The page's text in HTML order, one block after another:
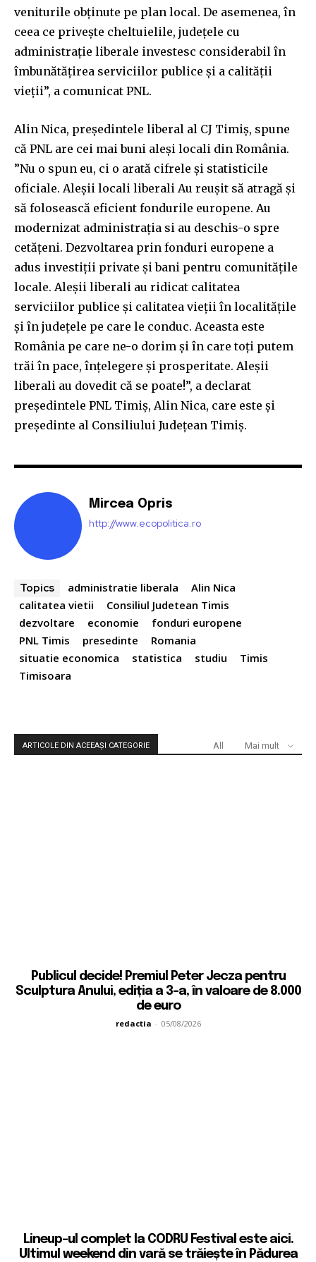
veniturile obținute pe plan local. De asemenea, în
ceea ce privește cheltuielile, județele cu
administrație liberale investesc considerabil în
îmbunătățirea serviciilor publice și a calității
vieții”, a comunicat PNL.
Alin Nica, președintele liberal al CJ Timiș, spune
că PNL are cei mai buni aleși locali din România.
”Nu o spun eu, ci o arată cifrele și statisticile
oficiale. Aleșii locali liberali Au reușit să atragă și
să folosească eficient fondurile europene. Au
modernizat administrația si au deschis-o spre
cetățeni. Dezvoltarea prin fonduri europene a
adus investiții private și bani pentru comunitățile
locale. Aleșii liberali au ridicat calitatea
serviciilor publice și calitatea vieții în localitățile
și în județele pe care le conduc. Aceasta este
România pe care ne-o dorim și în care toți putem
trăi în pace, înțelegere și prosperitate. Aleșii
liberali au dovedit că se poate!”, a declarat
președintele PNL Timiș, Alin Nica, care este și
președinte al Consiliului Județean Timiș.
Mircea Opris
http://www.ecopolitica.ro
Topics administratie liberala
Alin Nica
calitatea vietii
Consiliul Judetean Timis
dezvoltare
economie
fonduri europene
PNL Timis
presedinte
Romania
situatie economica
statistica studiu
Timis
Timisoara
ARTICOLE DIN ACEEAȘI CATEGORIE All Mai mult
Publicul decide! Premiul Peter Jecza pentru
Sculptura Anului, ediția a 3-a, în valoare de 8.000
de euro
redactia - 05/08/2026
Lineup-ul complet la CODRU Festival este aici.
Ultimul weekend din vară se trăiește în Pădurea